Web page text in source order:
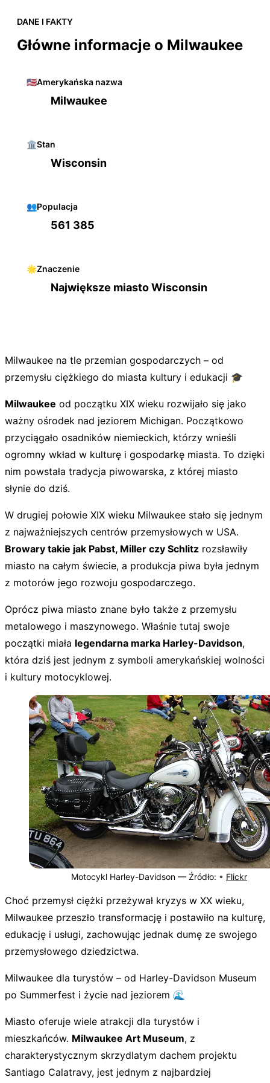
DANE I FAKTY
Główne informacje o Milwaukee
🇺🇸Amerykańska nazwa
Milwaukee
🏛️Stan
Wisconsin
👥Populacja
561 385
🌟Znaczenie
Największe miasto Wisconsin
Milwaukee na tle przemian gospodarczych – od
przemysłu ciężkiego do miasta kultury i edukacji 🎓
Milwaukee od początku XIX wieku rozwijało się jako
ważny ośrodek nad jeziorem Michigan. Początkowo
przyciągało osadników niemieckich, którzy wnieśli
ogromny wkład w kulturę i gospodarkę miasta. To dzięki
nim powstała tradycja piwowarska, z której miasto
słynie do dziś.
W drugiej połowie XIX wieku Milwaukee stało się jednym
z najważniejszych centrów przemysłowych w USA.
Browary takie jak Pabst, Miller czy Schlitz rozsławiły
miasto na całym świecie, a produkcja piwa była jednym
z motorów jego rozwoju gospodarczego.
Oprócz piwa miasto znane było także z przemysłu
metalowego i maszynowego. Właśnie tutaj swoje
początki miała legendarna marka Harley-Davidson,
która dziś jest jednym z symboli amerykańskiej wolności
i kultury motocyklowej.
Motocykl Harley-Davidson — Źródło: • Flickr
Choć przemysł ciężki przeżywał kryzys w XX wieku,
Milwaukee przeszło transformację i postawiło na kulturę,
edukację i usługi, zachowując jednak dumę ze swojego
przemysłowego dziedzictwa.
Milwaukee dla turystów – od Harley-Davidson Museum
po Summerfest i życie nad jeziorem 🌊
Miasto oferuje wiele atrakcji dla turystów i
mieszkańców. Milwaukee Art Museum, z
charakterystycznym skrzydlatym dachem projektu
Santiago Calatravy, jest jednym z najbardziej